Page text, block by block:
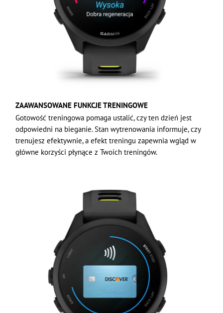
ZAAWANSOWANE FUNKCJE TRENINGOWE
Gotowość treningowa pomaga ustalić, czy ten dzień jest
odpowiedni na bieganie. Stan wytrenowania informuje, czy
trenujesz efektywnie, a efekt treningu zapewnia wgląd w
główne korzyści płynące z Twoich treningów.